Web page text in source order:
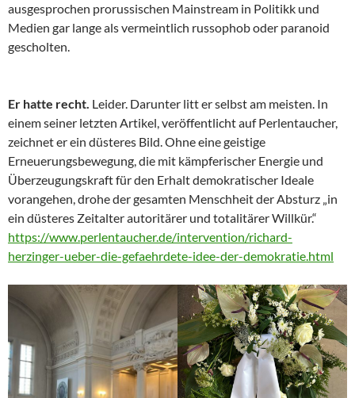
ausgesprochen prorussischen Mainstream in Politikk und
Medien gar lange als vermeintlich russophob oder paranoid
gescholten.
Er hatte recht. Leider. Darunter litt er selbst am meisten. In
einem seiner letzten Artikel, veröffentlicht auf Perlentaucher,
zeichnet er ein düsteres Bild. Ohne eine geistige
Erneuerungsbewegung, die mit kämpferischer Energie und
Überzeugungskraft für den Erhalt demokratischer Ideale
vorangehen, drohe der gesamten Menschheit der Absturz „in
ein düsteres Zeitalter autoritärer und totalitärer Willkür.“
https://www.perlentaucher.de/intervention/richard-
herzinger-ueber-die-gefaehrdete-idee-der-demokratie.html